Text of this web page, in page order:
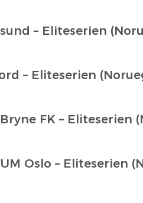
– Eliteserien
– Eliteserien
FK – Eliteserien
Oslo – Eliteserien